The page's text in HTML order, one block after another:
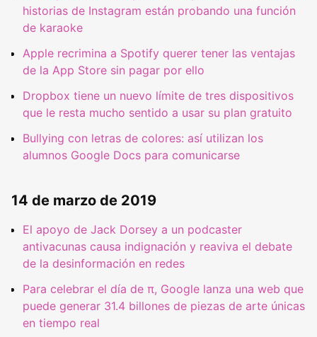
historias de Instagram están probando una función
de karaoke
Apple recrimina a Spotify querer tener las ventajas
de la App Store sin pagar por ello
Dropbox tiene un nuevo límite de tres dispositivos
que le resta mucho sentido a usar su plan gratuito
Bullying con letras de colores: así utilizan los
alumnos Google Docs para comunicarse
14 de marzo de 2019
El apoyo de Jack Dorsey a un podcaster
antivacunas causa indignación y reaviva el debate
de la desinformación en redes
Para celebrar el día de π, Google lanza una web que
puede generar 31.4 billones de piezas de arte únicas
en tiempo real